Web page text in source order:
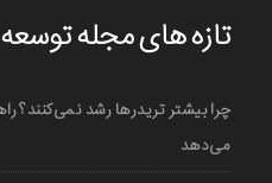
تازه های مجله توسعه
می‌دهد